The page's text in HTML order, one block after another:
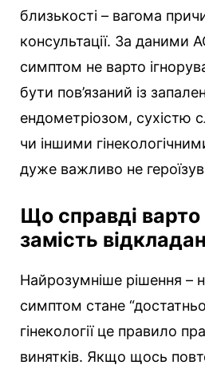
близькості – вагома
консультації. За даними
симптом не варто
бути пов’язаний із
ендометріозом, сухістю
чи іншими
дуже важливо не
Що справді варто
замість
Найрозумніше рішення –
симптом стане
гінекології це правило
винятків. Якщо щось